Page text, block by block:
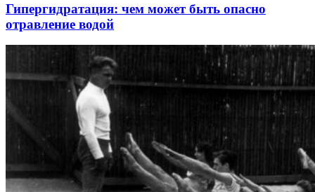
Гипергидратация: чем может быть опасно
отравление водой